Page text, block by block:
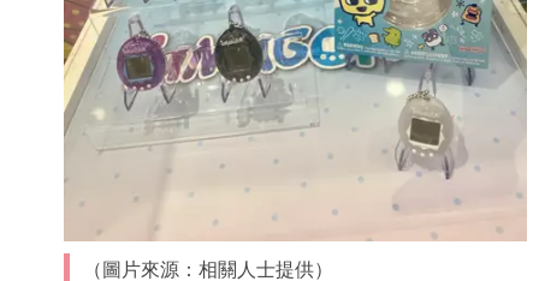
（圖片來源：相關人士提供）